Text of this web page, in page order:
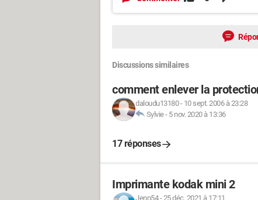
Discussions similaires
comment enlever la
daloudu13180- 10 sept. 2006 à 23:28
Sylvie- 5 nov. 2020 à 13:36
17 réponses
Imprimante kodak mini 2
Jenn54-25 déc. 2021 à 17:11